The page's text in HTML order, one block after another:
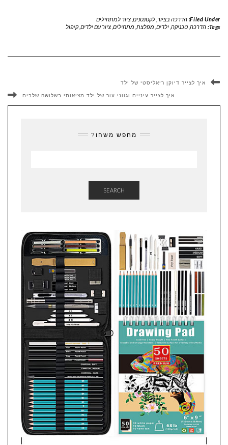
Filed Under: הדרכה בציור, לקטנטנים, ציור למתחילים
Tags: הדרכה, טכניקה, ילדים, מפלצת מתחילים, ציור עם ילדים,קיפול
איך לצייר דיוקן ריאליסטי של ילד
איך לצייר עיניים וגווני עור של ילד מציאותי בשלושה שלבים
מחפש משהו?
SEARCH